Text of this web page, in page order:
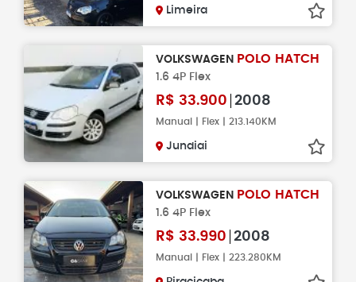
Limeira
VOLKSWAGEN POLO HATCH
1.6 4P Flex
R$ 33.900 2008
Manual | Flex | 213.140KM
Jundiai
VOLKSWAGEN POLO HATCH
1.6 4P Flex
R$ 33.990 2008
Manual | Flex | 223.280KM